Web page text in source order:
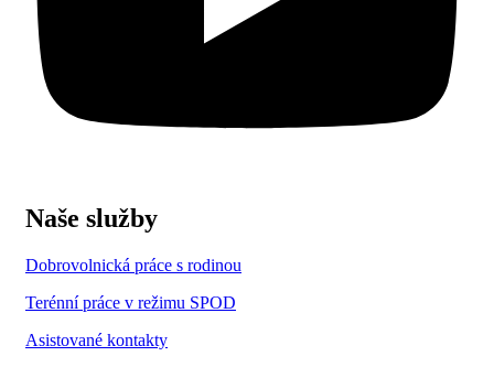
Naše služby
Dobrovolnická práce s rodinou
Terénní práce v režimu SPOD
Asistované kontakty